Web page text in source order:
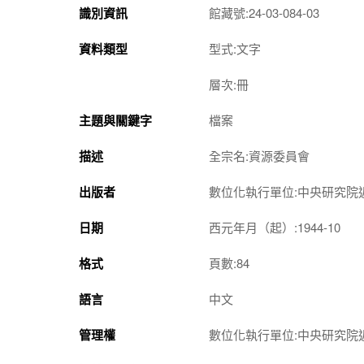
識別資訊 館藏號:24-03-084-03
資料類型 型式:文字
層次:冊
主題與關鍵字 檔案
描述 全宗名:資源委員會
出版者 數位化執行單位:中央研究院
日期 西元年月（起）:1944-10
格式 頁數:84
語言 中文
管理權 數位化執行單位:中央研究院